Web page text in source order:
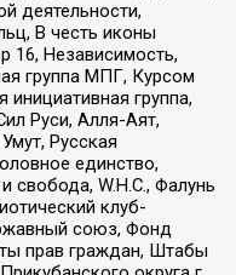
деятельности,
В честь иконы
16, Независимость,
группа МПГ, Курсом
группа,
Руси, Алля-Аят,
Русская
единство,
свобода, W.H.С., Фалунь
клуб-
союз, Фонд
прав граждан, Штабы